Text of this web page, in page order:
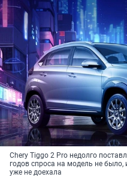
Chery Tiggo 2 Pro недолго
годов спроса на модель не было,
уже не доехала